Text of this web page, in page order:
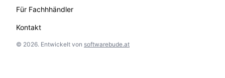
Für Fachhhändler
Kontakt
© 2026. Entwickelt von softwarebude.at